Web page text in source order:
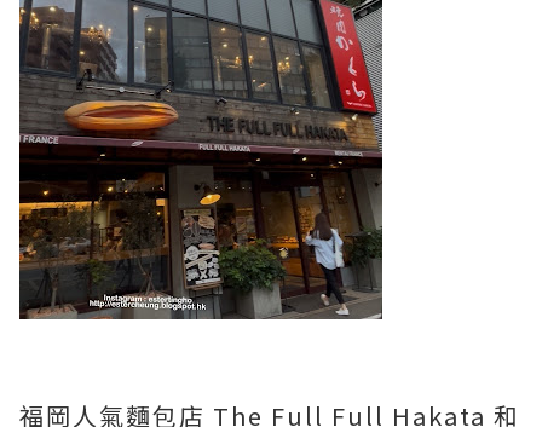
福岡人氣麵包店 The Full Full Hakata 和